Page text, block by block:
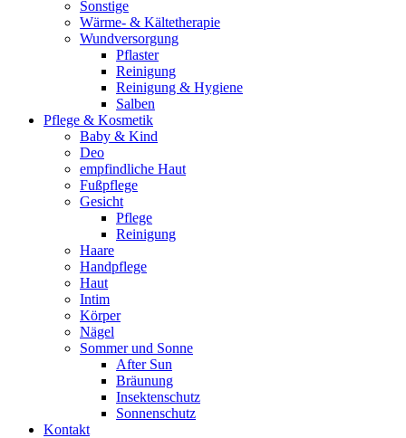
Sonstige
Wärme- & Kältetherapie
Wundversorgung
Pflaster
Reinigung
Reinigung & Hygiene
Salben
Pflege & Kosmetik
Baby & Kind
Deo
empfindliche Haut
Fußpflege
Gesicht
Pflege
Reinigung
Haare
Handpflege
Haut
Intim
Körper
Nägel
Sommer und Sonne
After Sun
Bräunung
Insektenschutz
Sonnenschutz
Kontakt